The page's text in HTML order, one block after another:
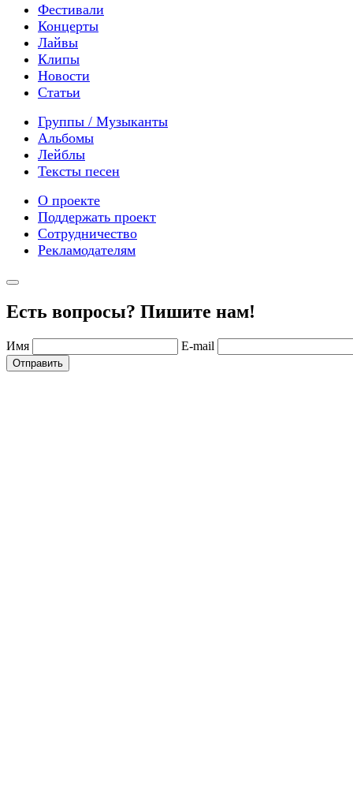
Фестивали
Концерты
Лайвы
Клипы
Новости
Статьи
Группы / Музыканты
Альбомы
Лейблы
Тексты песен
О проекте
Поддержать проект
Сотрудничество
Рекламодателям
Есть вопросы? Пишите нам!
Имя E-mail